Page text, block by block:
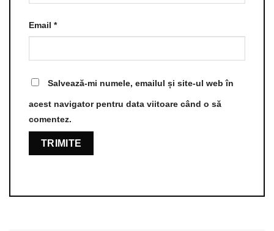
Email *
Salvează-mi numele, emailul și site-ul web în
acest navigator pentru data viitoare când o să
comentez.